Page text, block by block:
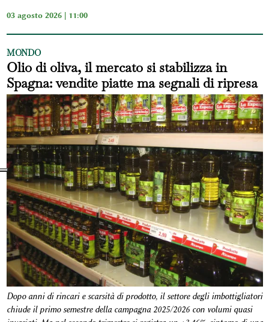
03 agosto 2026 | 11:00
MONDO
Olio di oliva, il mercato si stabilizza in
Spagna: vendite piatte ma segnali di ripresa
Dopo anni di rincari e scarsità di prodotto, il settore degli imbottigliatori
chiude il primo semestre della campagna 2025/2026 con volumi quasi